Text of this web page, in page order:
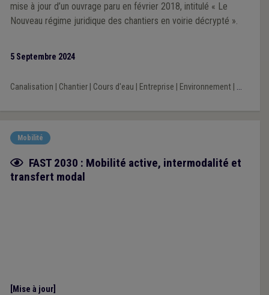
mise à jour d’un ouvrage paru en février 2018, intitulé « Le
Nouveau régime juridique des chantiers en voirie décrypté ».
5 Septembre 2024
Canalisation Chantier| Cours d'eau Entreprise Environnement| ...
Mobilité
Fiche focus
FAST 2030 : Mobilité active, intermodalité et
transfert modal
[Mise à jour]